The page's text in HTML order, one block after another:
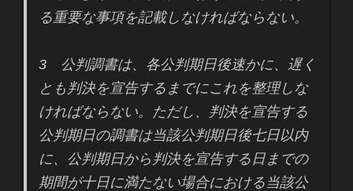
る重要な事項を記載しなければならない。
3 公判調書は、各公判期日後速かに、遅く
とも判決を宣告するまでにこれを整理しな
ければならない。ただし、判決を宣告する
公判期日の調書は当該公判期日後七日以内
に、公判期日から判決を宣告する日までの
期間が十日に満たない場合における当該公